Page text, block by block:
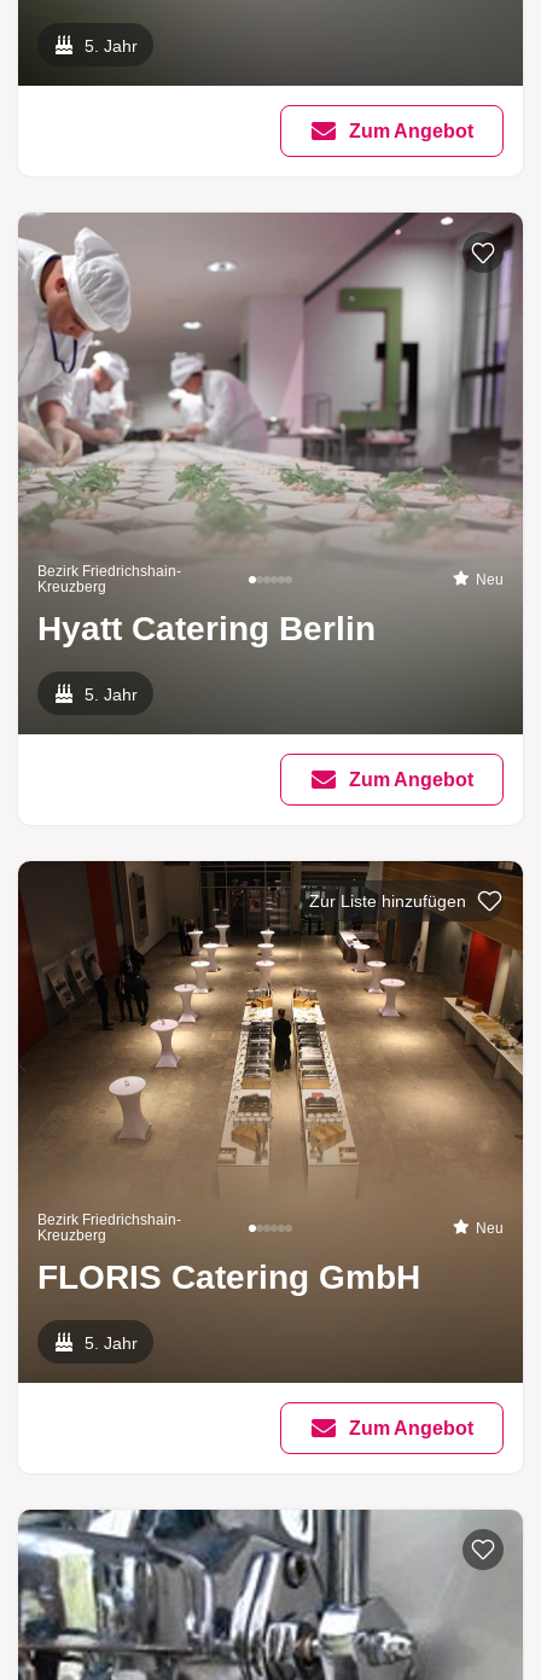
5. Jahr
Zum Angebot
Bezirk Friedrichshain-
Kreuzberg
Neu
Hyatt Catering Berlin
5. Jahr
Zum Angebot
Bezirk Friedrichshain-
Kreuzberg
Neu
FLORIS Catering GmbH
5. Jahr
Zum Angebot